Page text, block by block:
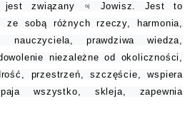
jest związany ♃ Jowisz. Jest to
ze sobą różnych rzeczy, harmonia,
nauczyciela, prawdziwa wiedza,
niezależne od okoliczności,
przestrzeń, szczęście, wspiera
wszystko, skleja, zapewnia